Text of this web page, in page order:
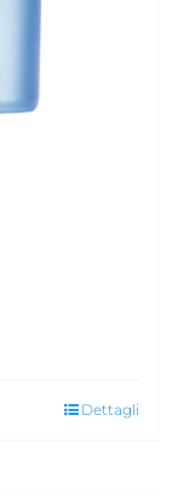
Dettagli